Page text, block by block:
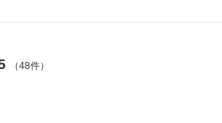
（48件）